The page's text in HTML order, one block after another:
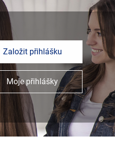
Založit přihlášku
Moje přihlášky